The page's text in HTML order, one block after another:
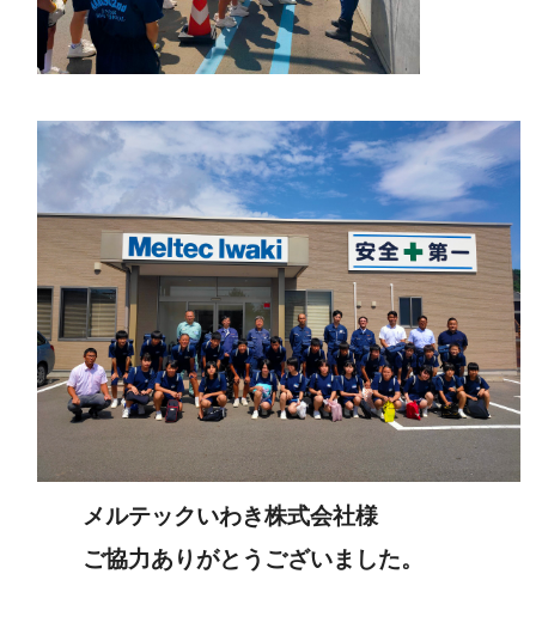
メルテックいわき株式会社様
ご協力ありがとうございました。